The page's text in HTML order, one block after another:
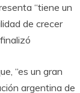
“tiene un
de crecer
“es un gran
argentina de